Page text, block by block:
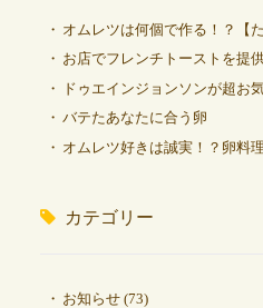
オムレツは何個で作る！？【
お店でフレンチトーストを提
ドゥエインジョンソンが超お
バテたあなたに合う卵
オムレツ好きは誠実！？卵料
カテゴリー
お知らせ(73)